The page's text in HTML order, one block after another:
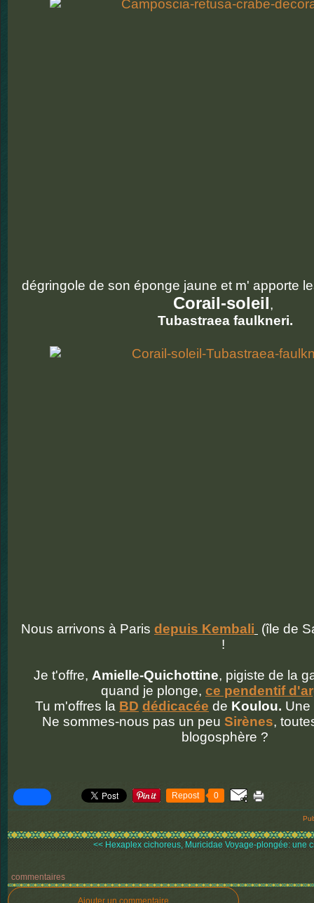
dégringole de son éponge jaune et m' apporte
Corail-soleil,
Tubastraea faulkneri.
Nous arrivons à Paris depuis Kembali (île de
!
Je t'offre, Amielle-Quichottine, pigiste de la
quand je plonge, ce pendentif
Tu m'offres la BD dédicacée de Koulou. Une
Ne sommes-nous pas un peu Sirènes,
blogosphère ?
Repost 0
<< Hexaplex cichoreus, Muricidae Voyage-plongée: une
commentaires
Ajouter un commentaire